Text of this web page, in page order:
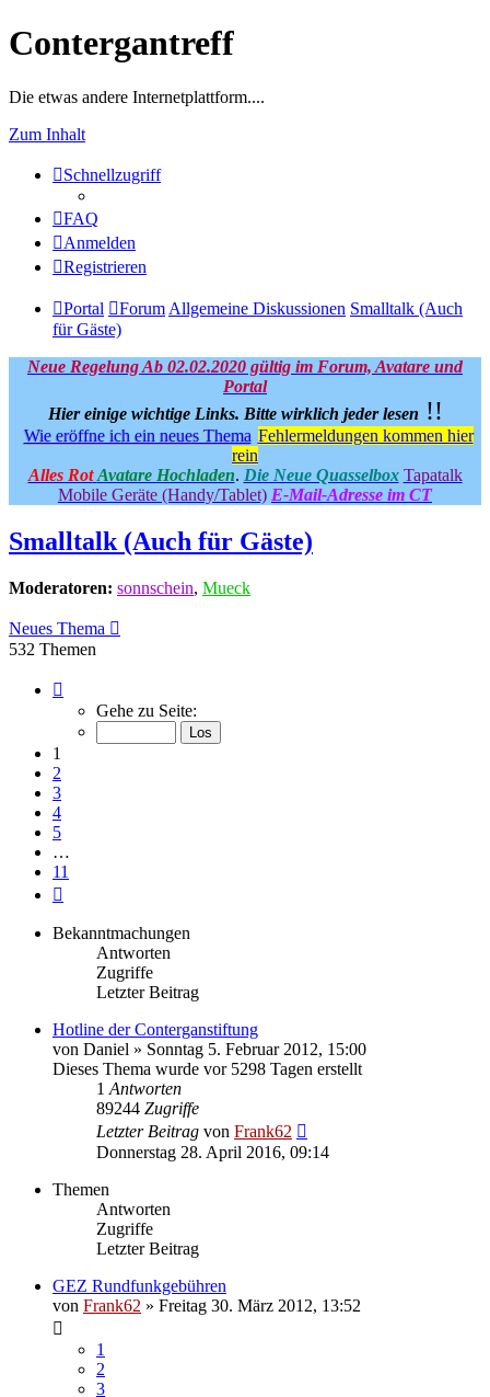
Contergantreff
Die etwas andere Internetplattform....
Zum Inhalt
Schnellzugriff
FAQ
Anmelden
Registrieren
Portal Forum Allgemeine Diskussionen Smalltalk (Auch
für Gäste)
Neue Regelung Ab 02.02.2020 gültig im Forum, Avatare und
Portal
Hier einige wichtige Links. Bitte wirklich jeder lesen !!
Wie eröffne ich ein neues Thema Fehlermeldungen kommen hier
rein
Alles Rot Avatare Hochladen. Die Neue Quasselbox Tapatalk
Mobile Geräte (Handy/Tablet) E-Mail-Adresse im CT
Smalltalk (Auch für Gäste)
Moderatoren: sonnschein, Mueck
Neues Thema
532 Themen
von
Gehe zu Seite:
1
2
3
4
5
…
11
Bekanntmachungen
Antworten
Zugriffe
Letzter Beitrag
Hotline der Conterganstiftung
von Daniel » Sonntag 5. Februar 2012, 15:00
Dieses Thema wurde vor 5298 Tagen erstellt
1 Antworten
89244 Zugriffe
Letzter Beitrag von Frank62
Donnerstag 28. April 2016, 09:14
Themen
Antworten
Zugriffe
Letzter Beitrag
GEZ Rundfunkgebühren
von Frank62 » Freitag 30. März 2012, 13:52
1
2
3